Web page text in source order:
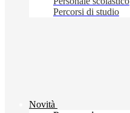
Percorsi di studio
Novità